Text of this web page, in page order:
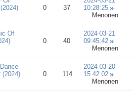
0 37
10:28:25
Menonen
Of
0 40
2024-03-21
09:45:42
Menonen
(2024)
0 114
2024-03-20
15:42:02
Menonen